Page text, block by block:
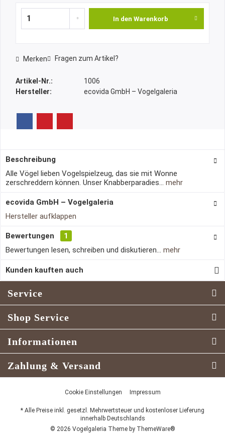
In den Warenkorb
Merken Fragen zum Artikel?
Artikel-Nr.:
1006
Hersteller:
ecovida GmbH – Vogelgaleria
Beschreibung
Alle Vögel lieben Vogelspielzeug, das sie mit Wonne
zerschreddern können. Unser Knabberparadies... mehr
ecovida GmbH – Vogelgaleria
Hersteller aufklappen
Bewertungen
1
Bewertungen lesen, schreiben und diskutieren... mehr
Kunden kauften auch
Service
Shop Service
Informationen
Zahlung & Versand
Cookie Einstellungen Impressum
* Alle Preise inkl. gesetzl. Mehrwertsteuer und kostenloser Lieferung
innerhalb Deutschlands
© 2026 Vogelgaleria Theme by ThemeWare®